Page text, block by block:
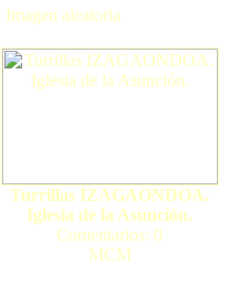
Imagen aleatoria
Turrillas IZAGAONDOA.
Iglesia de la Asunción.
Comentarios: 0
MCM